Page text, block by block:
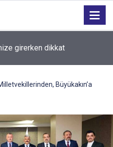
girerken dikkat
Büyükakın’a